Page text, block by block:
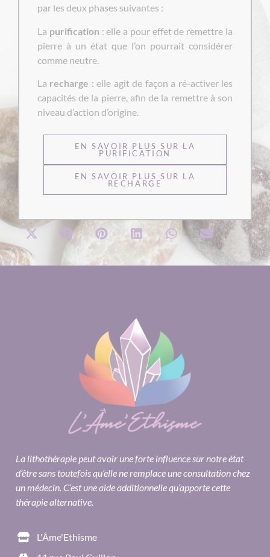
par les deux phases suivantes :
La purification : elle a pour effet de remettre la
pierre à un état que l’on pourrait considérer
comme neutre.
La recharge : elle agit de façon a ré-activer les
capacités de la pierre, afin de la remettre à son
niveau d’action d’origine.
EN SAVOIR PLUS SUR LA
PURIFICATION
EN SAVOIR PLUS SUR LA
RECHARGE
La lithothérapie peut avoir une forte influence sur notre état
d’être sans toutefois qu’elle ne remplace une consultation chez
un médecin. C’est une aide additionnelle qu’apporte cette
thérapie alternative.
L'Âme'Ethisme